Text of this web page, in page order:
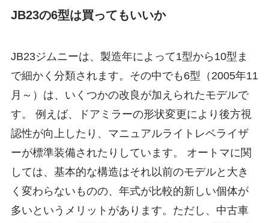
JB23の6型は買ってもいいか
JB23ジムニーは、製造年によって1型から10型ま
で細かく分類されます。その中でも6型（2005年11
月～）は、いくつかの改良が加えられたモデルで
す。 例えば、ドアミラーの形状変更により後方視
認性が向上したり、マニュアルライトレベライザ
ーが標準装備されたりしています。 オートマに関
しては、基本的な構造はそれ以前のモデルと大き
く変わらないものの、年式が比較的新しい個体が
多いというメリットがあります。ただし、中古車